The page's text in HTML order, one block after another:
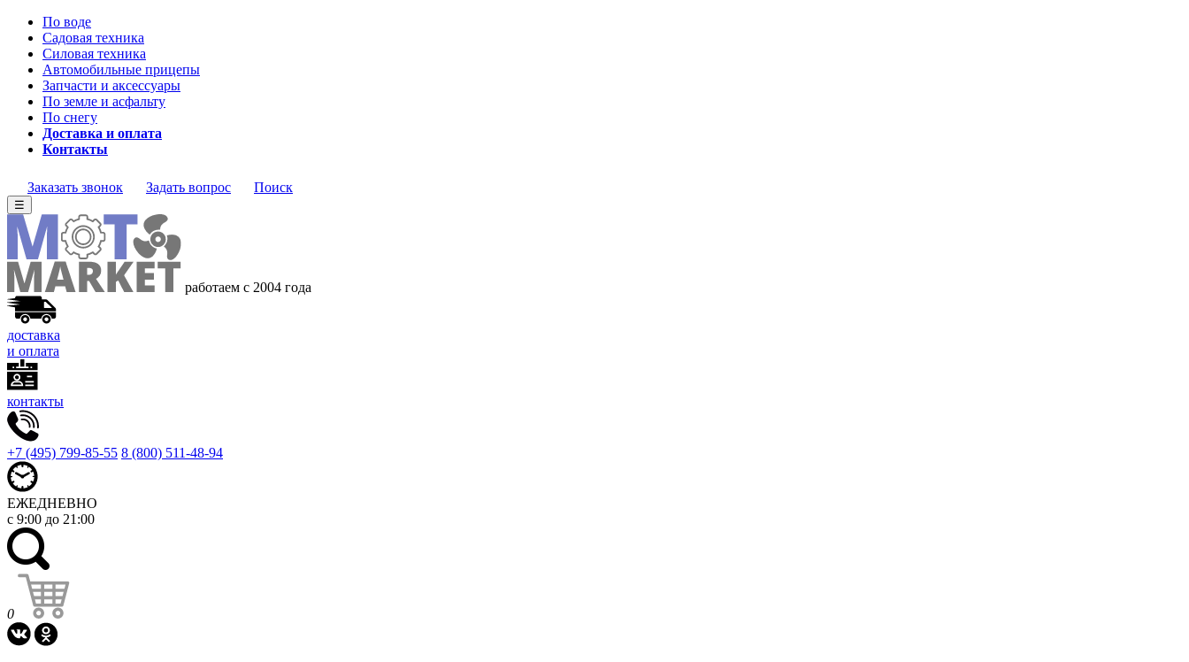
По воде
Садовая техника
Силовая техника
Автомобильные прицепы
Запчасти и аксессуары
По земле и асфальту
По снегу
Доставка и оплата
Контакты
Заказать звонок Задать вопрос Поиск
☰
работаем с 2004 года
доставка
и оплата
контакты
+7 (495) 799-85-55 8 (800) 511-48-94
ЕЖЕДНЕВНО
с 9:00 до 21:00
0